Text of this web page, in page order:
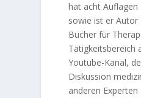
hat acht Auflagen
sowie ist er Autor
Bücher für
Tätigkeitsbereich
Youtube-Kanal,
Diskussion
anderen